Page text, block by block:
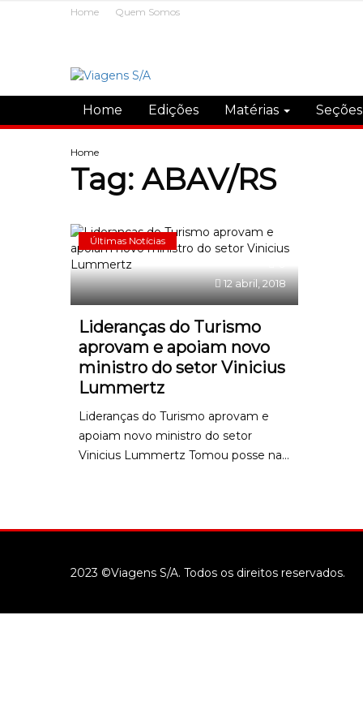
Home Quem Somos
Home Edições Matérias Seções
Home
Tag:ABAV/RS
Últimas Notícias
12 abril, 2018
Lideranças do Turismo
aprovam e apoiam novo
ministro do setor Vinicius
Lummertz
Lideranças do Turismo aprovam e
apoiam novo ministro do setor
Vinicius Lummertz Tomou posse na...
2023 ©Viagens S/A. Todos os direitos reservados.